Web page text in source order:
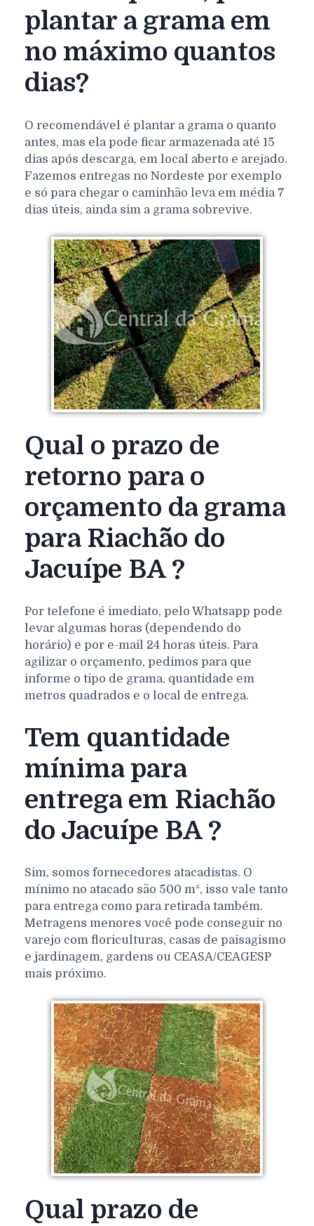
plantar a grama em
no máximo quantos
dias?
O recomendável é plantar a grama o quanto
antes, mas ela pode ficar armazenada até 15
dias após descarga, em local aberto e arejado.
Fazemos entregas no Nordeste por exemplo
e só para chegar o caminhão leva em média 7
dias úteis, ainda sim a grama sobrevive.
Qual o prazo de
retorno para o
orçamento da grama
para Riachão do
Jacuípe BA ?
Por telefone é imediato, pelo Whatsapp pode
levar algumas horas (dependendo do
horário) e por e-mail 24 horas úteis. Para
agilizar o orçamento, pedimos para que
informe o tipo de grama, quantidade em
metros quadrados e o local de entrega.
Tem quantidade
mínima para
entrega em Riachão
do Jacuípe BA ?
Sim, somos fornecedores atacadistas. O
mínimo no atacado são 500 m², isso vale tanto
para entrega como para retirada também.
Metragens menores você pode conseguir no
varejo com floriculturas, casas de paisagismo
e jardinagem, gardens ou CEASA/CEAGESP
mais próximo.
Qual prazo de